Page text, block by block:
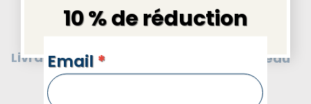
10 % de réduction
NEWSLETTERS
Email *
Livraison gratuite
France
Message cadeau
offert